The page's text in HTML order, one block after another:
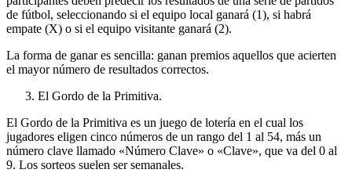
de fútbol, seleccionando si el equipo local ganará (1), si habrá
empate (X) o si el equipo visitante ganará (2).
La forma de ganar es sencilla: ganan premios aquellos que acierten
el mayor número de resultados correctos.
El Gordo de la Primitiva.
El Gordo de la Primitiva es un juego de lotería en el cual los
jugadores eligen cinco números de un rango del 1 al 54, más un
número clave llamado «Número Clave» o «Clave», que va del 0 al
9. Los sorteos suelen ser semanales.